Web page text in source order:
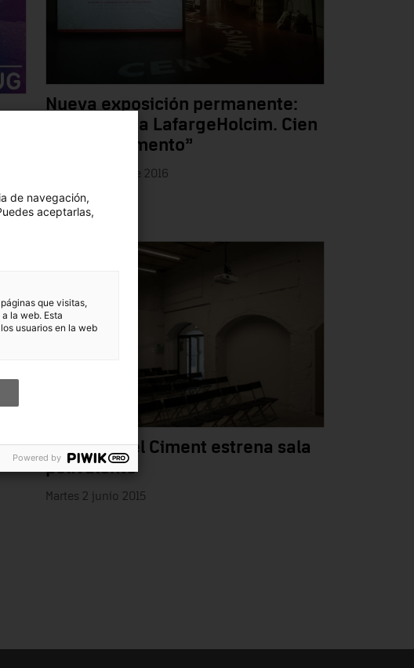
Nueva exposición permanente:
“De Asland a LafargeHolcim. Cien
años de cemento”
Jueves 27 octubre 2016
El Museu del Ciment estrena sala
polivalente
Martes 2 junio 2015
de navegación,
aceptarlas,
que visitas,
la web. Esta
usuarios en la web
Powered by